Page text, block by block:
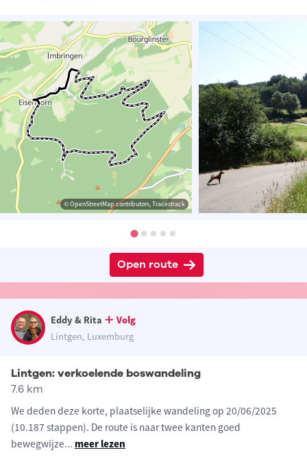
© OpenStreetMap contributors, Tracestrack
Open route
Eddy & Rita
Volg
Lintgen, Luxemburg
Lintgen: verkoelende boswandeling
7.6 km
We deden deze korte, plaatselijke wandeling op 20/06/2025
(10.187 stappen). De route is naar twee kanten goed
bewegwijze... meer lezen